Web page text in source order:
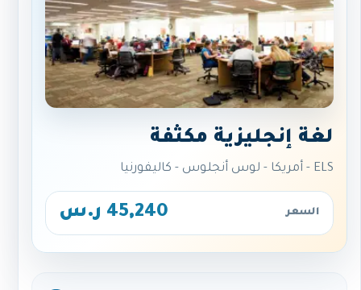
لغة إنجليزية مكثفة
ELS - أمريكا - لوس أنجلوس - كاليفورنيا
السعر 45,240 ر.س